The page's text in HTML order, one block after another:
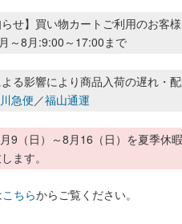
せ】買い物カートご利用のお客
～8月:9:00～17:00まで
る影響により商品入荷の遅れ・
急便／福山通運
9（日）～8月16（日）を夏季休
ます。
こちらからご覧ください。